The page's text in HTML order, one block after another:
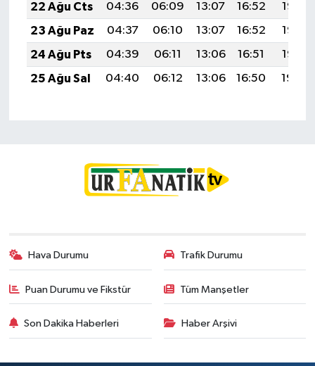
22 Ağu Cts
04:36 06:09 13:07 16:52
19:55
23 Ağu Paz
04:37 06:10 13:07 16:52
19:53
24 Ağu Pts
04:39 06:11 13:06 16:51
19:52
25 Ağu Sal
04:40 06:12 13:06 16:50 19:50
Hava Durumu Trafik Durumu
Puan Durumu ve Fikstür Tüm Manşetler
Son Dakika Haberleri Haber Arşivi